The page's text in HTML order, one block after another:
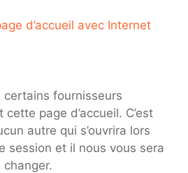
d’accueil avec Internet
certains fournisseurs
cette page d’accueil. C’est
autre qui s’ouvrira lors
session et il nous vous sera